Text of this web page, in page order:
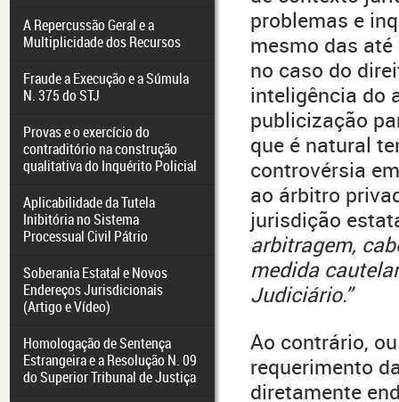
A Repercussão Geral e a
Multiplicidade dos Recursos
Fraude a Execução e a Súmula
N. 375 do STJ
Provas e o exercício do
contraditório na construção
qualitativa do Inquérito Policial
Aplicabilidade da Tutela
Inibitória no Sistema
Processual Civil Pátrio
Soberania Estatal e Novos
Endereços Jurisdicionais
(Artigo e Vídeo)
Homologação de Sentença
Estrangeira e a Resolução N. 09
do Superior Tribunal de Justiça
problemas e
mesmo das
no caso do
inteligência do
publicização
que é natural
controvérsia
ao árbitro
jurisdição
arbitragem,
medida
Judiciário.”
Ao contrário,
requerimento
diretamente